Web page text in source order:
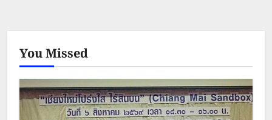
น้ำให้สองขวด หน้าปากซอยมีร้านข้าว
มี7-11 สามารถเดินจากโรงแรมไป
ประตูท่าแพเพื่อเล่นเป็นนกพิราบหรือ
You Missed